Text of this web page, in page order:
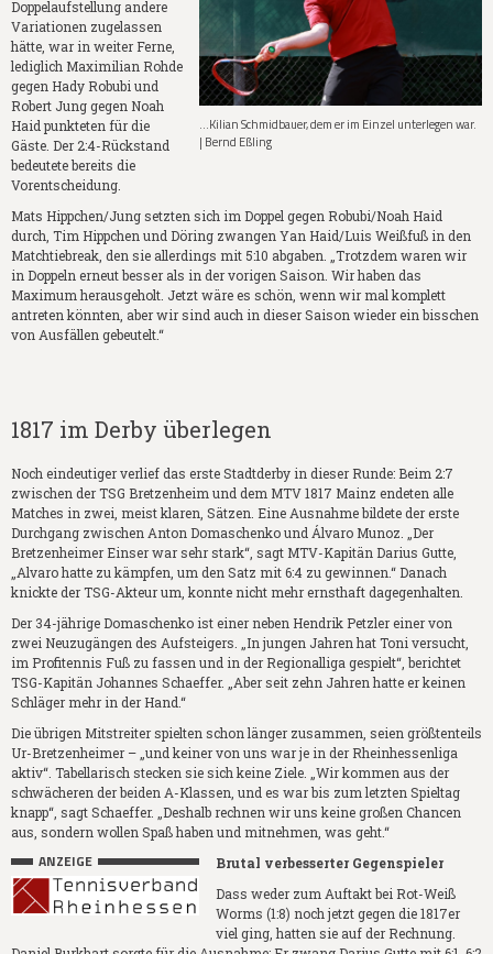
...Kilian Schmidbauer, dem er im Einzel unterlegen war.
| Bernd Eßling
Doppelaufstellung andere
Variationen zugelassen
hätte, war in weiter Ferne,
lediglich Maximilian Rohde
gegen Hady Robubi und
Robert Jung gegen Noah
Haid punkteten für die
Gäste. Der 2:4-Rückstand
bedeutete bereits die
Vorentscheidung.
Mats Hippchen/Jung setzten sich im Doppel gegen Robubi/Noah Haid
durch, Tim Hippchen und Döring zwangen Yan Haid/Luis Weißfuß in den
Matchtiebreak, den sie allerdings mit 5:10 abgaben. „Trotzdem waren wir
in Doppeln erneut besser als in der vorigen Saison. Wir haben das
Maximum herausgeholt. Jetzt wäre es schön, wenn wir mal komplett
antreten könnten, aber wir sind auch in dieser Saison wieder ein bisschen
von Ausfällen gebeutelt.“
1817 im Derby überlegen
Noch eindeutiger verlief das erste Stadtderby in dieser Runde: Beim 2:7
zwischen der TSG Bretzenheim und dem MTV 1817 Mainz endeten alle
Matches in zwei, meist klaren, Sätzen. Eine Ausnahme bildete der erste
Durchgang zwischen Anton Domaschenko und Álvaro Munoz. „Der
Bretzenheimer Einser war sehr stark“, sagt MTV-Kapitän Darius Gutte,
„Alvaro hatte zu kämpfen, um den Satz mit 6:4 zu gewinnen.“ Danach
knickte der TSG-Akteur um, konnte nicht mehr ernsthaft dagegenhalten.
Der 34-jährige Domaschenko ist einer neben Hendrik Petzler einer von
zwei Neuzugängen des Aufsteigers. „In jungen Jahren hat Toni versucht,
im Profitennis Fuß zu fassen und in der Regionalliga gespielt“, berichtet
TSG-Kapitän Johannes Schaeffer. „Aber seit zehn Jahren hatte er keinen
Schläger mehr in der Hand.“
Die übrigen Mitstreiter spielten schon länger zusammen, seien größtenteils
Ur-Bretzenheimer – „und keiner von uns war je in der Rheinhessenliga
aktiv“. Tabellarisch stecken sie sich keine Ziele. „Wir kommen aus der
schwächeren der beiden A-Klassen, und es war bis zum letzten Spieltag
knapp“, sagt Schaeffer. „Deshalb rechnen wir uns keine großen Chancen
aus, sondern wollen Spaß haben und mitnehmen, was geht.“
ANZEIGE
Brutal verbesserter Gegenspieler
Dass weder zum Auftakt bei Rot-Weiß
Worms (1:8) noch jetzt gegen die 1817er
viel ging, hatten sie auf der Rechnung.